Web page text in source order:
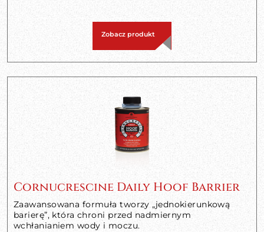
Zobacz produkt
Cornucrescine Daily Hoof Barrier
Zaawansowana formuła tworzy „jednokierunkową
barierę”, która chroni przed nadmiernym
wchłanianiem wody i moczu.